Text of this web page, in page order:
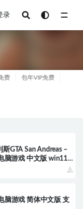
录
费 包年VIP免费
GTA San Andreas –
脑游戏 中文版 win11
脑游戏 简体中文版 支